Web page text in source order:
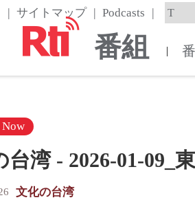
| サイトマップ | Podcasts |
番組 |
台湾 - 2026-01-09_
文化の台湾